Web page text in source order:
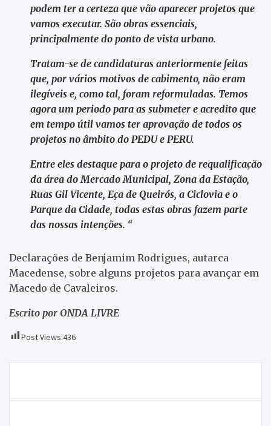
podem ter a certeza que vão aparecer projetos que
vamos executar. São obras essenciais,
principalmente do ponto de vista urbano.
Tratam-se de candidaturas anteriormente feitas
que, por vários motivos de cabimento, não eram
ilegíveis e, como tal, foram reformuladas. Temos
agora um periodo para as submeter e acredito que
em tempo útil vamos ter aprovação de todos os
projetos no âmbito do PEDU e PERU.
Entre eles destaque para o projeto de requalificação
da área do Mercado Municipal, Zona da Estação,
Ruas Gil Vicente, Eça de Queirós, a Ciclovia e o
Parque da Cidade, todas estas obras fazem parte
das nossas intenções. “
Declarações de Benjamim Rodrigues, autarca
Macedense, sobre alguns projetos para avançar em
Macedo de Cavaleiros.
Escrito por ONDA LIVRE
Post Views:436